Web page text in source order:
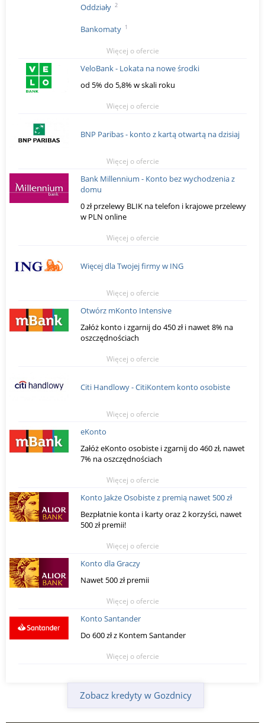
Oddziały 2
Bankomaty 1
Więcej o ofercie
VeloBank - Lokata na nowe środki
od 5% do 5,8% w skali roku
Więcej o ofercie
BNP Paribas - konto z kartą otwartą na dzisiaj
Więcej o ofercie
Bank Millennium - Konto bez wychodzenia z
domu
0 zł przelewy BLIK na telefon i krajowe przelewy
w PLN online
Więcej o ofercie
Więcej dla Twojej firmy w ING
Więcej o ofercie
Otwórz mKonto Intensive
Załóż konto i zgarnij do 450 zł i nawet 8% na
oszczędnościach
Więcej o ofercie
Citi Handlowy - CitiKontem konto osobiste
Więcej o ofercie
eKonto
Załóż eKonto osobiste i zgarnij do 460 zł, nawet
7% na oszczędnościach
Więcej o ofercie
Konto Jakże Osobiste z premią nawet 500 zł
Bezpłatnie konta i karty oraz 2 korzyści, nawet
500 zł premii!
Więcej o ofercie
Konto dla Graczy
Nawet 500 zł premii
Więcej o ofercie
Konto Santander
Do 600 zł z Kontem Santander
Więcej o ofercie
Zobacz kredyty w Gozdnicy